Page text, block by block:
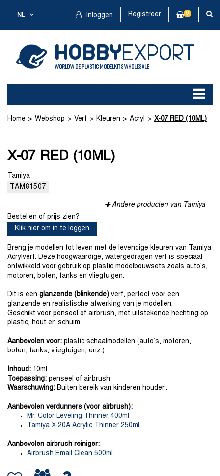
NL Inloggen Registreer 0
Home Webshop Verf Kleuren Acryl X-07 RED (10ML)
X-07 RED (10ML)
Tamiya
TAM81507
Andere producten van Tamiya
Bestellen of prijs zien?
Klik hier om in te loggen
Breng je modellen tot leven met de levendige kleuren van Tamiya
Acrylverf. Deze hoogwaardige, watergedragen verf is speciaal
ontwikkeld voor gebruik op plastic modelbouwsets zoals auto's,
motoren, boten, tanks en vliegtuigen.
Dit is een glanzende (blinkende) verf, perfect voor een
glanzende en realistische afwerking van je modellen.
Geschikt voor penseel of airbrush, met uitstekende hechting op
plastic, hout en schuim.
Aanbevolen voor: plastic schaalmodellen (auto’s, motoren,
boten, tanks, vliegtuigen, enz.)
Inhoud: 10ml
Toepassing: penseel of airbrush
Waarschuwing: Buiten bereik van kinderen houden.
Aanbevolen verdunners (voor airbrush):
Mr. Color Leveling Thinner 400ml
Tamiya X-20A Acrylic Thinner 250ml
Aanbevolen airbrush reiniger:
Airbrush Email Clean 500ml